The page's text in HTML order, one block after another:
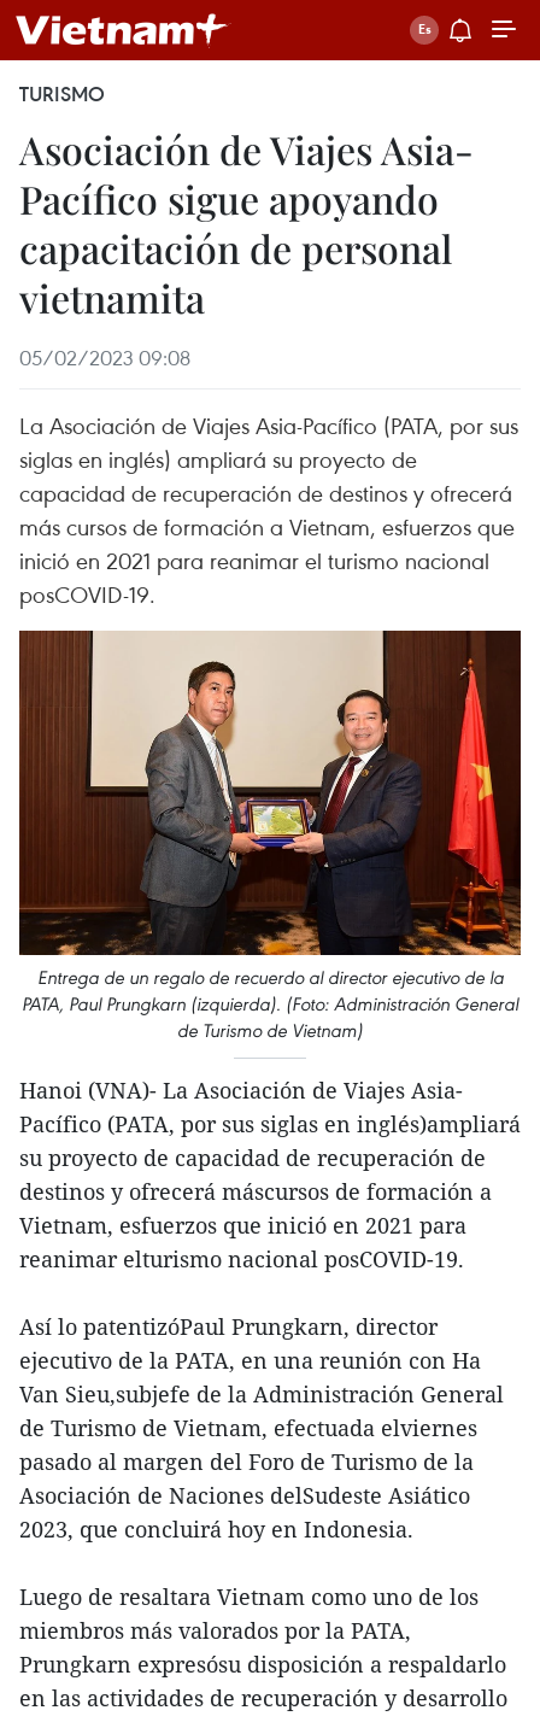
TURISMO
Asociación de Viajes Asia-
Pacífico sigue apoyando
capacitación de personal
vietnamita
05/02/2023 09:08
La Asociación de Viajes Asia-Pacífico (PATA, por sus
siglas en inglés) ampliará su proyecto de
capacidad de recuperación de destinos y ofrecerá
más cursos de formación a Vietnam, esfuerzos que
inició en 2021 para reanimar el turismo nacional
posCOVID-19.
Entrega de un regalo de recuerdo al director ejecutivo de la
PATA, Paul Prungkarn (izquierda). (Foto: Administración General
de Turismo de Vietnam)
Hanoi (VNA)- La Asociación de Viajes Asia-
Pacífico (PATA, por sus siglas en inglés)ampliará
su proyecto de capacidad de recuperación de
destinos y ofrecerá máscursos de formación a
Vietnam, esfuerzos que inició en 2021 para
reanimar elturismo nacional posCOVID-19.
Así lo patentizóPaul Prungkarn, director
ejecutivo de la PATA, en una reunión con Ha
Van Sieu,subjefe de la Administración General
de Turismo de Vietnam, efectuada elviernes
pasado al margen del Foro de Turismo de la
Asociación de Naciones delSudeste Asiático
2023, que concluirá hoy en Indonesia.
Luego de resaltara Vietnam como uno de los
miembros más valorados por la PATA,
Prungkarn expresósu disposición a respaldarlo
en las actividades de recuperación y desarrollo